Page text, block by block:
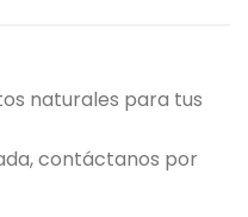
naturales para tus
contáctanos por